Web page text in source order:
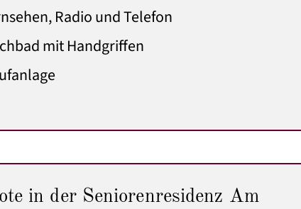
Radio und Telefon
mit Handgriffen
in der Seniorenresidenz Am